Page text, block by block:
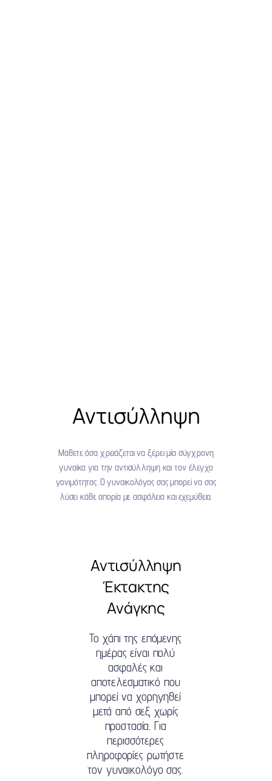
Αντισύλληψη
Μάθετε όσα χρειάζεται να ξέρει μία σύγχρονη
γυναίκα για την αντισύλληψη και τον έλεγχο
γονιμότητας. Ο γυναικολόγος σας μπορεί να σας
λύσει κάθε απορία με ασφάλεια και εχεμύθεια.
Αντισύλληψη
Έκτακτης
Ανάγκης
Το χάπι της επόμενης
ημέρας είναι πολύ
ασφαλές και
αποτελεσματικό που
μπορεί να χορηγηθεί
μετά από σεξ χωρίς
προστασία. Για
περισσότερες
πληροφορίες ρωτήστε
τον γυναικολόγο σας.